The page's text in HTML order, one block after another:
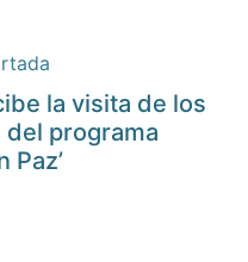
la visita de los
del programa
Paz’